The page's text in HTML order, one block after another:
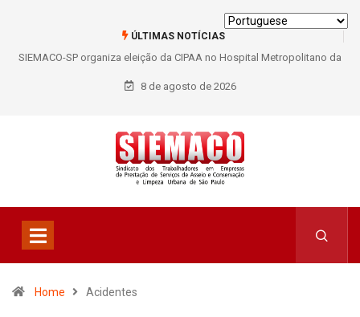
ÚLTIMAS NOTÍCIAS
SIEMACO-SP organiza eleição da CIPAA no Hospital Metropolitano da
Lapa e fortalece participação dos trabalhadores
8 de agosto de 2026
Home Acidentes